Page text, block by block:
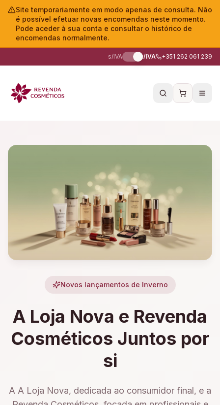
Site temporariamente em modo apenas de consulta. Não
é possível efetuar novas encomendas neste momento.
Pode aceder à sua conta e consultar o histórico de
encomendas normalmente.
s/IVA c/IVA +351 262 061 239
Novos lançamentos de Inverno
A Loja Nova e Revenda
Cosméticos Juntos por
si
A A Loja Nova, dedicada ao consumidor final, e a